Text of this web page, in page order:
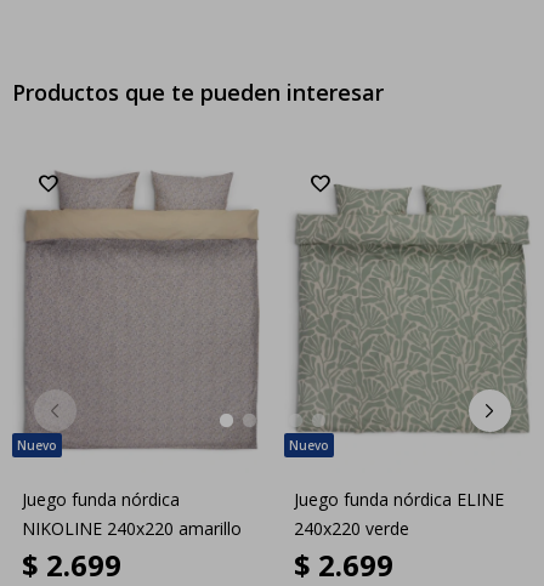
Productos que te pueden interesar
Juego funda nórdica
NIKOLINE 240x220 amarillo
$ 2.699
Juego funda nórdica ELINE
240x220 verde
$ 2.699